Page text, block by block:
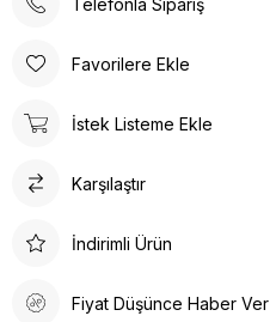
Favorilere Ekle
İstek Listeme Ekle
Karşılaştır
İndirimli Ürün
Fiyat Düşünce Haber Ver